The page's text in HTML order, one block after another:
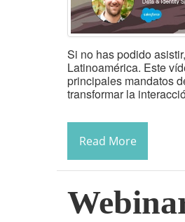
Si no has podido
Latinoamérica. Este
principales mandatos
transformar la
Read More